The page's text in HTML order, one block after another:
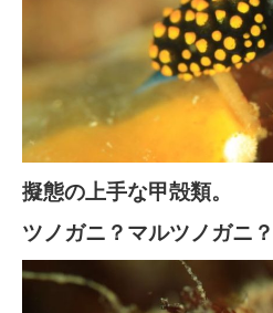
擬態の上手な甲殻類。
ツノガニ？マルツノガニ